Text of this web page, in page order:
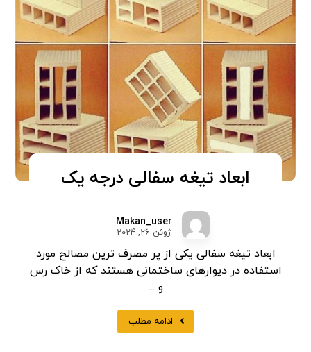
ابعاد تیغه سفالی درجه یک
Makan_user
ژوئن ۲۶, ۲۰۲۴
ابعاد تیغه سفالی یکی از پر مصرف ترین مصالح مورد
استفاده در دیوارهای ساختمانی هستند که از خاک رس
و ...
ادامه مطلب